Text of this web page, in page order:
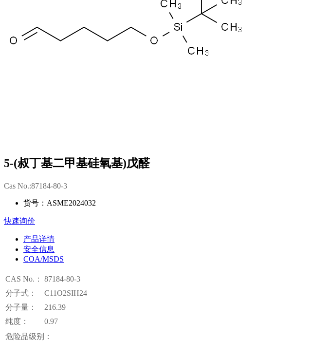
5-(叔丁基二甲基硅氧基)戊醛
Cas No.:87184-80-3
货号：ASME2024032
快速询价
产品详情
安全信息
COA/MSDS
CAS No.：
87184-80-3
分子式：
C11O2SIH24
分子量：
216.39
纯度：
0.97
危险品级别：